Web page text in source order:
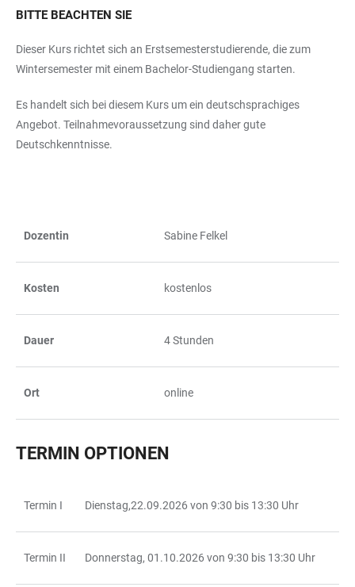
BITTE BEACHTEN SIE
Dieser Kurs richtet sich an Erstsemesterstudierende, die zum
Wintersemester mit einem Bachelor-Studiengang starten.
Es handelt sich bei diesem Kurs um ein deutschsprachiges
Angebot. Teilnahmevoraussetzung sind daher gute
Deutschkenntnisse.
Dozentin Sabine Felkel
Kosten kostenlos
Dauer 4 Stunden
Ort online
TERMIN OPTIONEN
Termin I Dienstag,22.09.2026 von 9:30 bis 13:30 Uhr
Termin II Donnerstag, 01.10.2026 von 9:30 bis 13:30 Uhr